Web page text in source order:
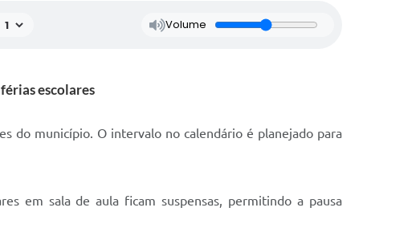
Volume
escolares
do município. O intervalo no calendário é planejado para
em sala de aula ficam suspensas, permitindo a pausa